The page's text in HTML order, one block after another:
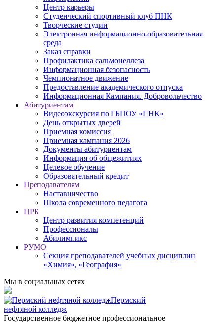
Центр карьеры
Студенческий спортивный клуб ПНК
Творческие студии
Электронная информационно-образовательная
среда
Заказ справки
Профилактика сальмонеллеза
Информационная безопасность
Чемпионатное движение
Предоставление академического отпуска
Информационная Кампания. Добровольчество
Абитуриентам
Видеоэкскурсия по ГБПОУ «ПНК»
День открытых дверей
Приемная комиссия
Приемная кампания 2026
Дoкументы абитуриентам
Информация об общежитиях
Целевое обучение
Образовательный кредит
Преподавателям
Наставничество
Школа современного педагога
ЦРК
Центр развития компетенций
Профессионалы
Абилимпикс
РУМО
Секция преподавателей учебных дисциплин
«Химия», «География»
Мы в социальных сетях
Пермский
нефтяной колледж
Государственное бюджетное профессиональное